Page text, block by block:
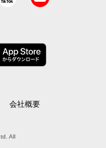
会社概要
All